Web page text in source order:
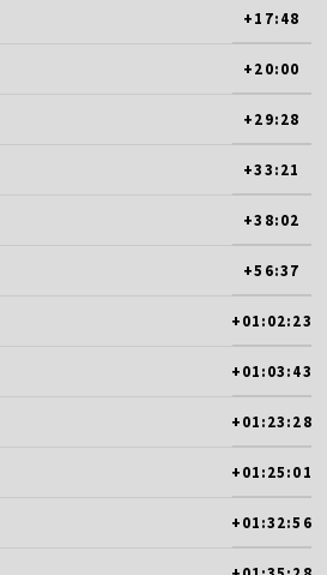
+17:48
+20:00
+29:28
+33:21
+38:02
+56:37
+01:02:23
+01:03:43
+01:23:28
+01:25:01
+01:32:56